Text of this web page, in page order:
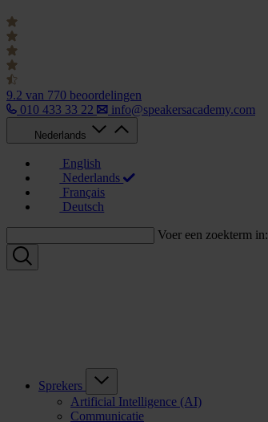
9.2 van 770 beoordelingen
010 433 33 22
info@speakersacademy.com
Nederlands
English
Nederlands
Français
Deutsch
Voer een zoekterm in:
Sprekers
Artificial Intelligence (AI)
Communicatie